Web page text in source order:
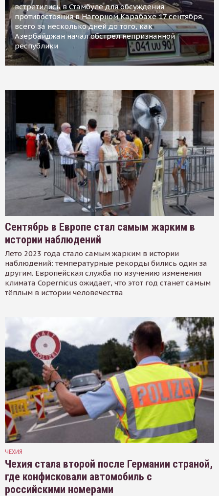
встретились в Стамбуле для обсуждения
противостояния в Нагорном Карабахе 17 сентября,
всего за несколько дней до того, как
Азербайджан начал обстрел непризнанной
республики
Сентябрь в Европе стал самым жарким в
истории наблюдений
Лето 2023 года стало самым жарким в истории
наблюдений: температурные рекорды бились один за
другим. Европейская служба по изучению изменения
климата Copernicus ожидает, что этот год станет самым
тёплым в истории человечества
ЧЕХИЯ
Чехия стала второй после Германии страной,
где конфисковали автомобиль с
российскими номерами